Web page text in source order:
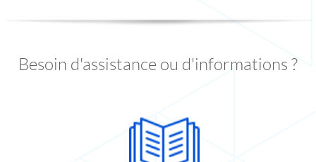
Besoin d'assistance ou d'informations ?